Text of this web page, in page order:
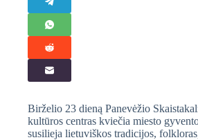
Birželio 23 dieną Panevėžio
kultūros centras kviečia miesto
susilieja lietuviškos tradicijos,